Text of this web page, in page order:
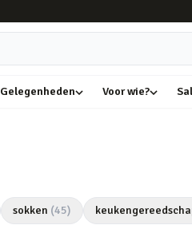
Gelegenheden Voor wie?
sokken (45)